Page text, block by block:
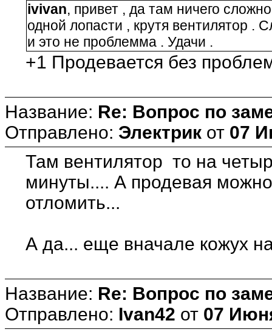
ivivan, привет , да там ничего
одной лопасти , крутя вентилятор .
и это не проблемма . Удачи .
+1 Продевается без
Название: Re: Вопрос по
Отправлено: Электрик от 07
Там вентилятор то на
минуты.... А продевая можно
отломить...
А да... еще вначале кожух
Название: Re: Вопрос по
Отправлено: Ivan42 от 07